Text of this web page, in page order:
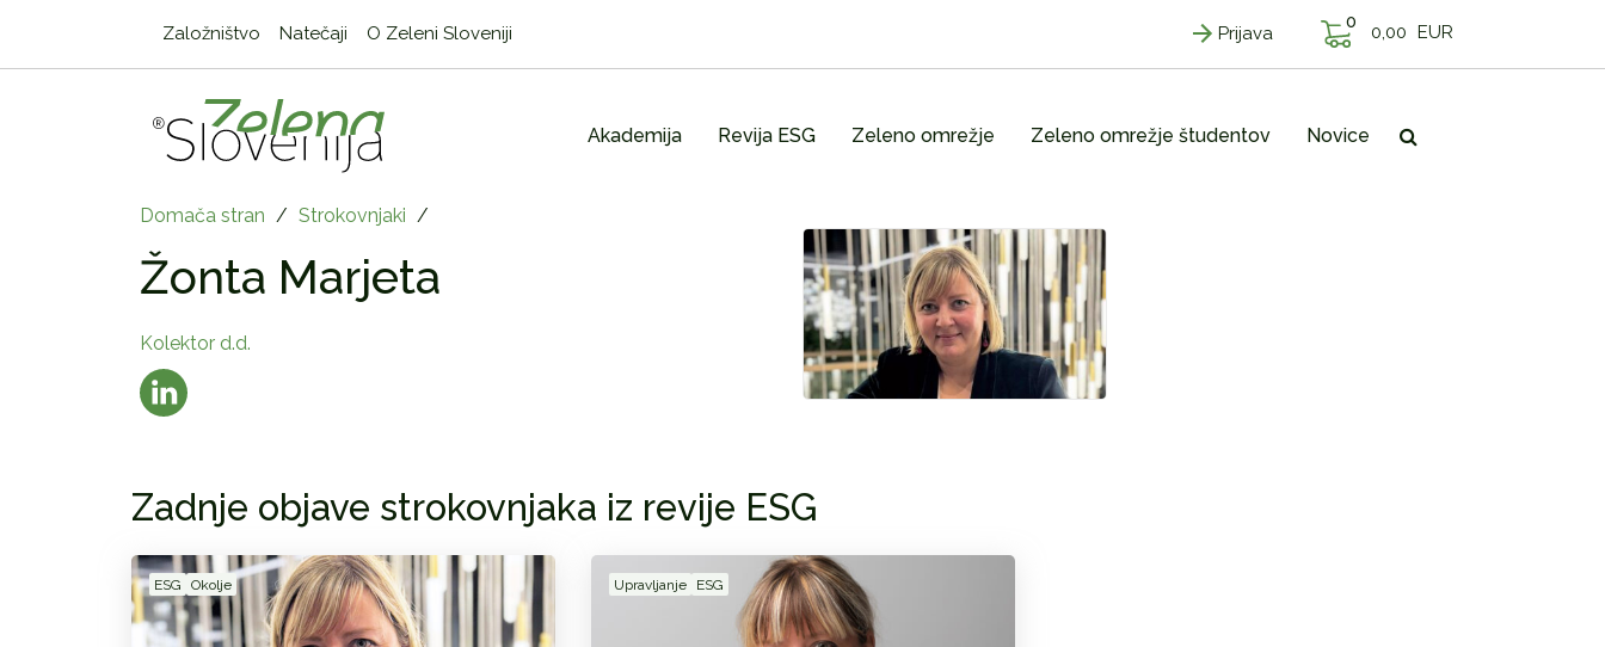
Založništvo Natečaji O Zeleni Sloveniji Prijava
0 0,00 EUR
Akademija Revija ESG Zeleno omrežje Zeleno omrežje študentov Novice
Domača stran / Strokovnjaki /
Žonta Marjeta
Kolektor d.d.
Zadnje objave strokovnjaka iz revije ESG
ESG Okolje Upravljanje ESG